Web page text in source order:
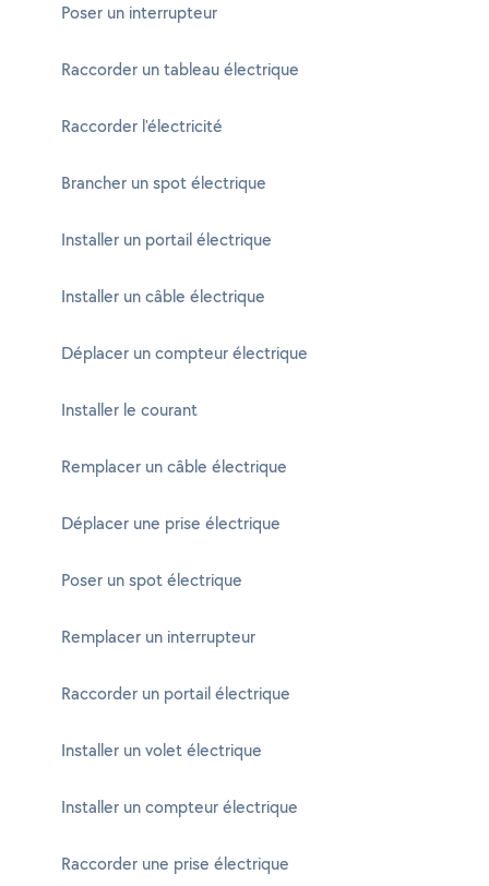
Poser un interrupteur
Raccorder un tableau électrique
Raccorder l'électricité
Brancher un spot électrique
Installer un portail électrique
Installer un câble électrique
Déplacer un compteur électrique
Installer le courant
Remplacer un câble électrique
Déplacer une prise électrique
Poser un spot électrique
Remplacer un interrupteur
Raccorder un portail électrique
Installer un volet électrique
Installer un compteur électrique
Raccorder une prise électrique